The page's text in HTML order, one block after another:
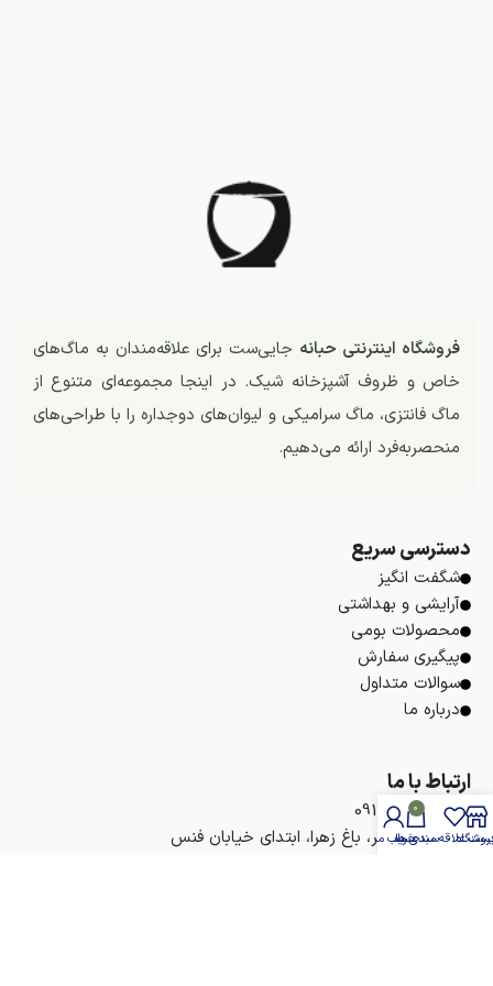
فروشگاه اینترنتی حبانه جایی‌ست برای علاقه‌مندان به ماگ‌های
خاص و ظروف آشپزخانه شیک. در اینجا مجموعه‌ای متنوع از
ماگ فانتزی، ماگ سرامیکی و لیوان‌های دوجداره را با طراحی‌های
منحصربه‌فرد ارائه می‌دهیم.
دسترسی سریع
شگفت انگیز
آرایشی و بهداشتی
محصولات بومی
پیگیری سفارش
سوالات متداول
درباره ما
ارتباط با ما
09177736737
آدرس: بوشهر، باغ زهرا، ابتدای خیابان فنس
علاقه مندی ها
0
سبد خرید
حساب من